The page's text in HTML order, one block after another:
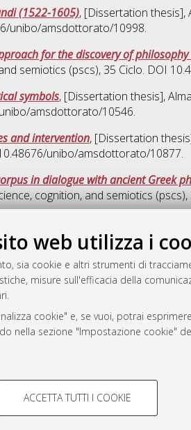
web utilizza i
sia cookie e altri strumenti di
misure sull'efficacia della
cookie" e, se vuoi, potrai
nella sezione "Impostazione cookie"
COOKIE TECNICI -
ACCETTA TUTTI I COOKIE
(1522-1605), [Dissertation thesis],
unibo/amsdottorato/10998.
for the discovery of
semiotics (pscs), 35 Ciclo. DOI
symbols, [Dissertation thesis],
amsdottorato/10546.
and intervention, [Dissertation
unibo/amsdottorato/10877.
in dialogue with ancient Greek
cognition, and semiotics (pscs)
da